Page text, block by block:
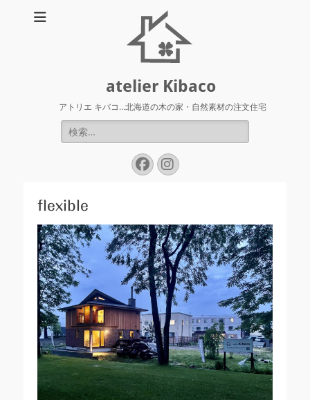
atelier Kibaco
アトリエ キバコ…北海道の木の家・自然素材の注文住宅
検
索:
Facebook
Instagram
flexible